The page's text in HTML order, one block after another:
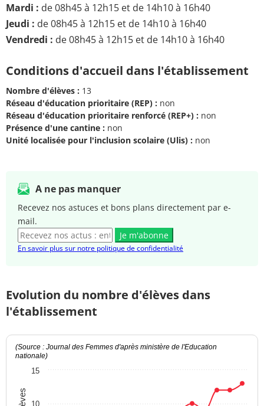
Mardi : de 08h45 à 12h15 et de 14h10 à 16h40
Jeudi : de 08h45 à 12h15 et de 14h10 à 16h40
Vendredi : de 08h45 à 12h15 et de 14h10 à 16h40
Conditions d'accueil dans l'établissement
Nombre d'élèves : 13
Réseau d'éducation prioritaire (REP) : non
Réseau d'éducation prioritaire renforcé (REP+) : non
Présence d'une cantine : non
Unité localisée pour l'inclusion scolaire (Ulis) : non
A ne pas manquer
Recevez nos astuces et bons plans directement par e-
mail.
Je m'abonne
En savoir plus sur notre politique de confidentialité
Evolution du nombre d'élèves dans
l'établissement
(Source : Journal des Femmes d'après ministère de l'Education
nationale)
10
15